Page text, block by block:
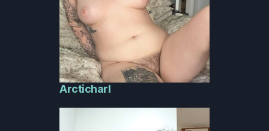
Arcticharl